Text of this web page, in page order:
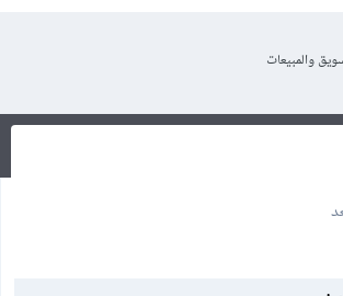
والمبيعات